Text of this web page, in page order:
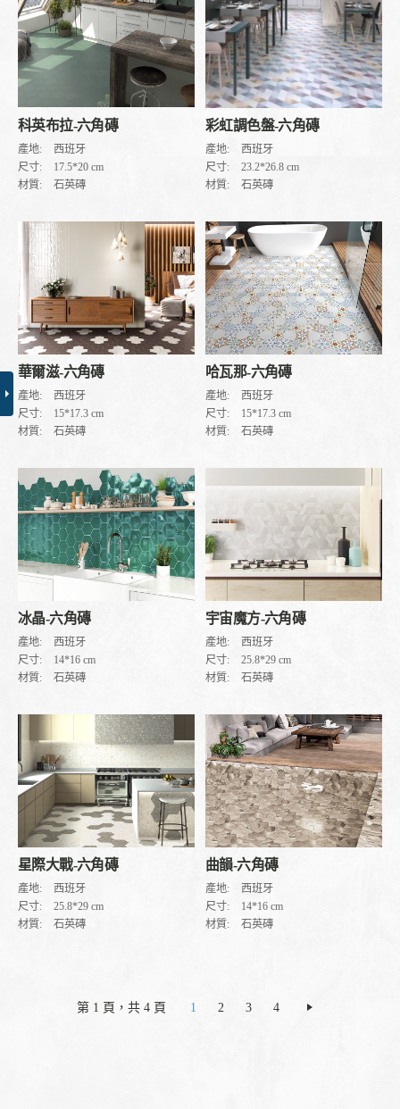
科英布拉-六角磚
產地:
西班牙
尺寸:
17.5*20 cm
材質:
石英磚
彩虹調色盤-六角磚
產地:
西班牙
尺寸:
23.2*26.8 cm
材質:
石英磚
華爾滋-六角磚
產地:
西班牙
尺寸:
15*17.3 cm
材質:
石英磚
哈瓦那-六角磚
產地:
西班牙
尺寸:
15*17.3 cm
材質:
石英磚
冰晶-六角磚
產地:
西班牙
尺寸:
14*16 cm
材質:
石英磚
宇宙魔方-六角磚
產地:
西班牙
尺寸:
25.8*29 cm
材質:
石英磚
星際大戰-六角磚
產地:
西班牙
尺寸:
25.8*29 cm
材質:
石英磚
曲韻-六角磚
產地:
西班牙
尺寸:
14*16 cm
材質:
石英磚
第 1 頁，共 4 頁 1 2 3 4